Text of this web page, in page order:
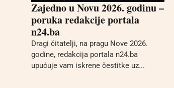
Zajedno u Novu 2026. godinu –
poruka redakcije portala
n24.ba
Dragi čitatelji, na pragu Nove 2026.
godine, redakcija portala n24.ba
upućuje vam iskrene čestitke uz...